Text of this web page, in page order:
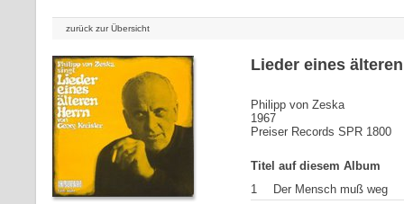
zurück zur Übersicht
Lieder eines
Philipp von Zeska
1967
Preiser Records SPR 1800
Titel auf diesem Album
1
Der Mensch muß weg